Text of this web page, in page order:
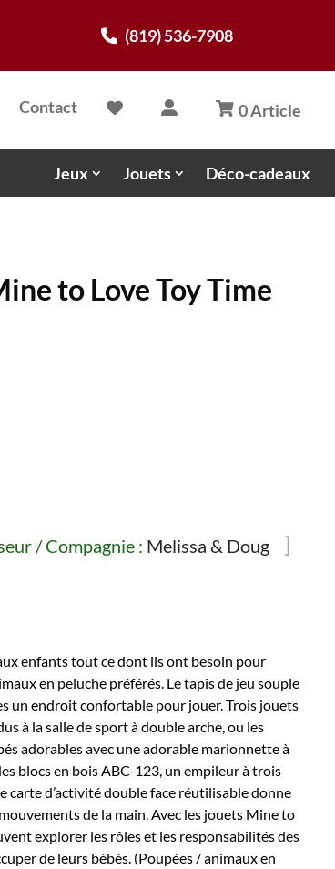
(819) 536-7908
Contact 0 Article
Jeux Jouets Déco-cadeaux
to Love Toy Time
/ Compagnie : Melissa & Doug
enfants tout ce dont ils ont besoin pour
en peluche préférés. Le tapis de jeu souple
un endroit confortable pour jouer. Trois jouets
à la salle de sport à double arche, ou les
adorables avec une adorable marionnette à
blocs en bois ABC-123, un empileur à trois
carte d’activité double face réutilisable donne
de la main. Avec les jouets Mine to
explorer les rôles et les responsabilités des
de leurs bébés. (Poupées / animaux en